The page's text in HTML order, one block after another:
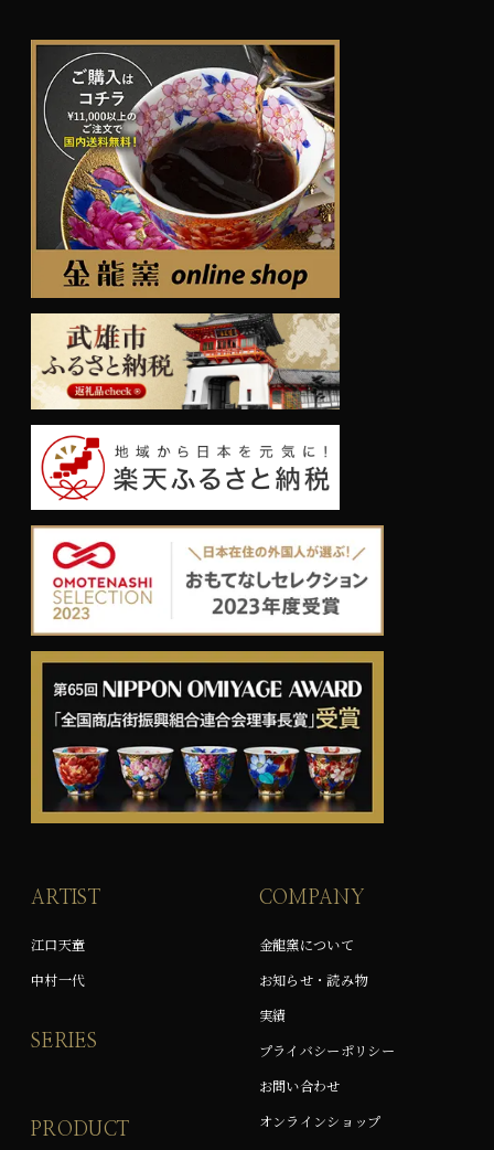
ARTIST
江口天童
中村一代
SERIES
PRODUCT
COMPANY
金龍窯について
お知らせ・読み物
実績
プライバシーポリシー
お問い合わせ
オンラインショップ